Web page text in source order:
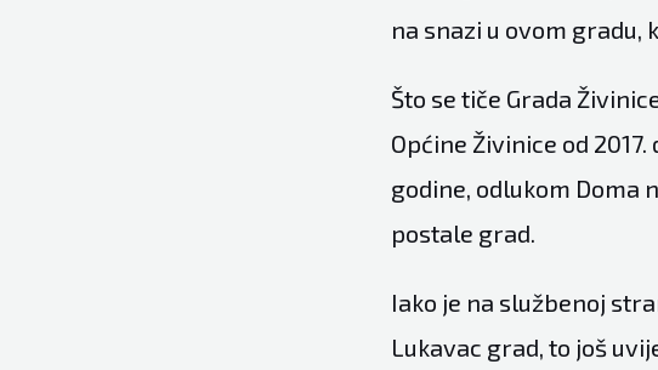
na snazi u ovom gradu,
Što se tiče Grada
Općine Živinice od
godine, odlukom Doma
postale grad.
Iako je na službenoj
Lukavac grad, to još